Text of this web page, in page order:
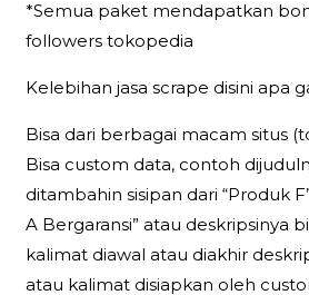
*Semua paket mendapatkan
followers tokopedia
Kelebihan jasa scrape disini apa
Bisa dari berbagai macam situs
Bisa custom data, contoh
ditambahin sisipan dari “Produk
A Bergaransi” atau deskripsinya
kalimat diawal atau diakhir
atau kalimat disiapkan oleh